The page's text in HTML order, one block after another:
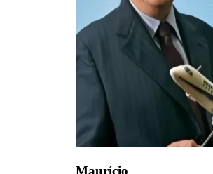
Maurício